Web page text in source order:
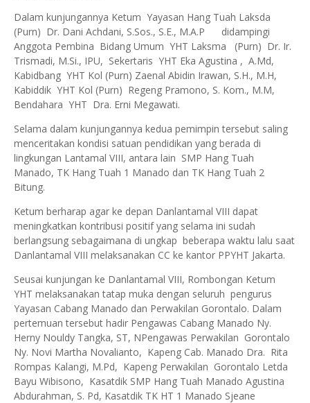
Dalam kunjungannya Ketum Yayasan Hang Tuah Laksda
(Purn) Dr. Dani Achdani, S.Sos., S.E., M.A.P didampingi
Anggota Pembina Bidang Umum YHT Laksma (Purn) Dr. Ir.
Trismadi, M.Si., IPU, Sekertaris YHT Eka Agustina , A.Md,
Kabidbang YHT Kol (Purn) Zaenal Abidin Irawan, S.H., M.H,
Kabiddik YHT Kol (Purn) Regeng Pramono, S. Kom., M.M,
Bendahara YHT Dra. Erni Megawati.
Selama dalam kunjungannya kedua pemimpin tersebut saling
menceritakan kondisi satuan pendidikan yang berada di
lingkungan Lantamal VIII, antara lain SMP Hang Tuah
Manado, TK Hang Tuah 1 Manado dan TK Hang Tuah 2
Bitung.
Ketum berharap agar ke depan Danlantamal VIII dapat
meningkatkan kontribusi positif yang selama ini sudah
berlangsung sebagaimana di ungkap beberapa waktu lalu saat
Danlantamal VIII melaksanakan CC ke kantor PPYHT Jakarta.
Seusai kunjungan ke Danlantamal VIII, Rombongan Ketum
YHT melaksanakan tatap muka dengan seluruh pengurus
Yayasan Cabang Manado dan Perwakilan Gorontalo. Dalam
pertemuan tersebut hadir Pengawas Cabang Manado Ny.
Herny Nouldy Tangka, ST, NPengawas Perwakilan Gorontalo
Ny. Novi Martha Novalianto, Kapeng Cab. Manado Dra. Rita
Rompas Kalangi, M.Pd, Kapeng Perwakilan Gorontalo Letda
Bayu Wibisono, Kasatdik SMP Hang Tuah Manado Agustina
Abdurahman, S. Pd, Kasatdik TK HT 1 Manado Sjeane